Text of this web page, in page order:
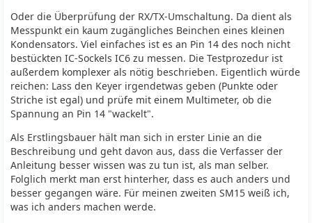
Oder die Überprüfung der RX/TX-Umschaltung. Da dient als
Messpunkt ein kaum zugängliches Beinchen eines kleinen
Kondensators. Viel einfaches ist es an Pin 14 des noch nicht
bestückten IC-Sockels IC6 zu messen. Die Testprozedur ist
außerdem komplexer als nötig beschrieben. Eigentlich würde
reichen: Lass den Keyer irgendetwas geben (Punkte oder
Striche ist egal) und prüfe mit einem Multimeter, ob die
Spannung an Pin 14 "wackelt".
Als Erstlingsbauer hält man sich in erster Linie an die
Beschreibung und geht davon aus, dass die Verfasser der
Anleitung besser wissen was zu tun ist, als man selber.
Folglich merkt man erst hinterher, dass es auch anders und
besser gegangen wäre. Für meinen zweiten SM15 weiß ich,
was ich anders machen werde.